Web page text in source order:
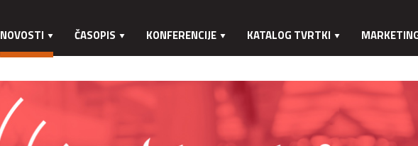
NOVOSTI ČASOPIS KONFERENCIJE KATALOG TVRTKI